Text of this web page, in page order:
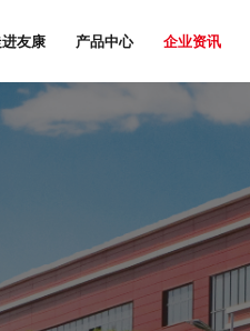
友康 产品中心 企业资讯